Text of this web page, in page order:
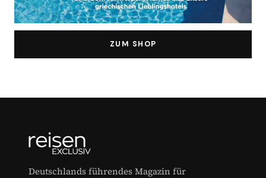
ZUM SHOP
Deutschlands führendes Magazin für